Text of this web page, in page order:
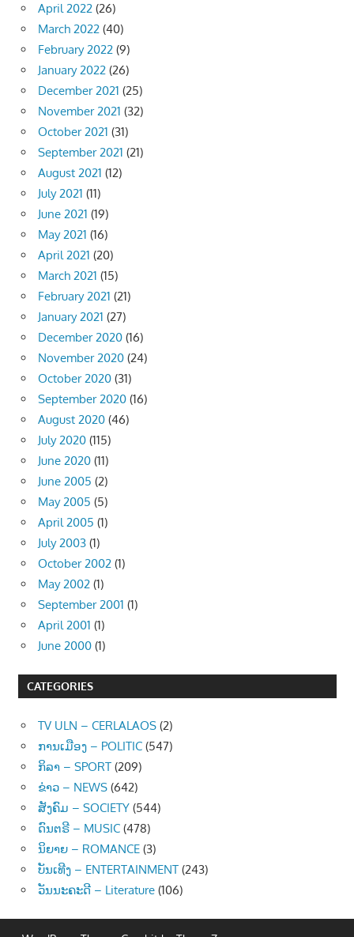
April 2022 (26)
March 2022 (40)
February 2022 (9)
January 2022 (26)
December 2021 (25)
November 2021 (32)
October 2021 (31)
September 2021 (21)
August 2021 (12)
July 2021 (11)
June 2021 (19)
May 2021 (16)
April 2021 (20)
March 2021 (15)
February 2021 (21)
January 2021 (27)
December 2020 (16)
November 2020 (24)
October 2020 (31)
September 2020 (16)
August 2020 (46)
July 2020 (115)
June 2020 (11)
June 2005 (2)
May 2005 (5)
April 2005 (1)
July 2003 (1)
October 2002 (1)
May 2002 (1)
September 2001 (1)
April 2001 (1)
June 2000 (1)
CATEGORIES
TV ULN – CERLALAOS (2)
ການເມືອງ – POLITIC (547)
ກິລາ – SPORT (209)
ຂ່າວ – NEWS (642)
ສັງຄົມ – SOCIETY (544)
ດົນຕຣີ – MUSIC (478)
ນິຍາຍ – ROMANCE (3)
ບັນເທີງ – ENTERTAINMENT (243)
ວັນນະຄະດີ – Literature (106)